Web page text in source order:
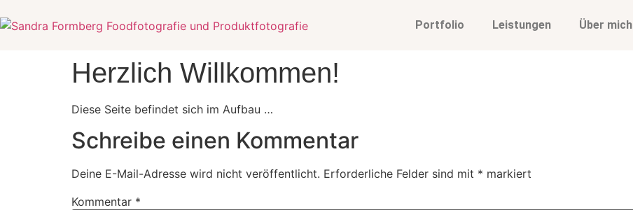
Portfolio Leistungen Über mich
Herzlich Willkommen!
Diese Seite befindet sich im Aufbau …
Schreibe einen Kommentar
Deine E-Mail-Adresse wird nicht veröffentlicht. Erforderliche Felder sind mit * markiert
Kommentar *